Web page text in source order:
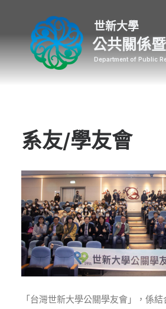
公共關係
系友/學友會
「台灣世新大學公關學友會」，係